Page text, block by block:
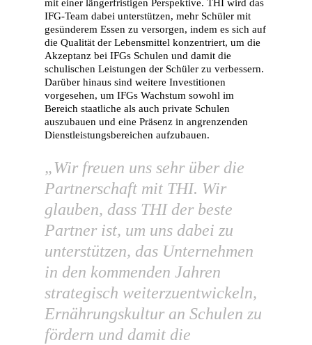
mit einer längerfristigen Perspektive. THI wird das
IFG-Team dabei unterstützen, mehr Schüler mit
gesünderem Essen zu versorgen, indem es sich auf
die Qualität der Lebensmittel konzentriert, um die
Akzeptanz bei IFGs Schulen und damit die
schulischen Leistungen der Schüler zu verbessern.
Darüber hinaus sind weitere Investitionen
vorgesehen, um IFGs Wachstum sowohl im
Bereich staatliche als auch private Schulen
auszubauen und eine Präsenz in angrenzenden
Dienstleistungsbereichen aufzubauen.
„Wir freuen uns sehr über die
Partnerschaft mit THI. Wir
glauben, dass THI der beste
Partner ist, um uns dabei zu
unterstützen, das Unternehmen
in den kommenden Jahren
strategisch weiterzuentwickeln,
Ernährungskultur an Schulen zu
fördern und damit die